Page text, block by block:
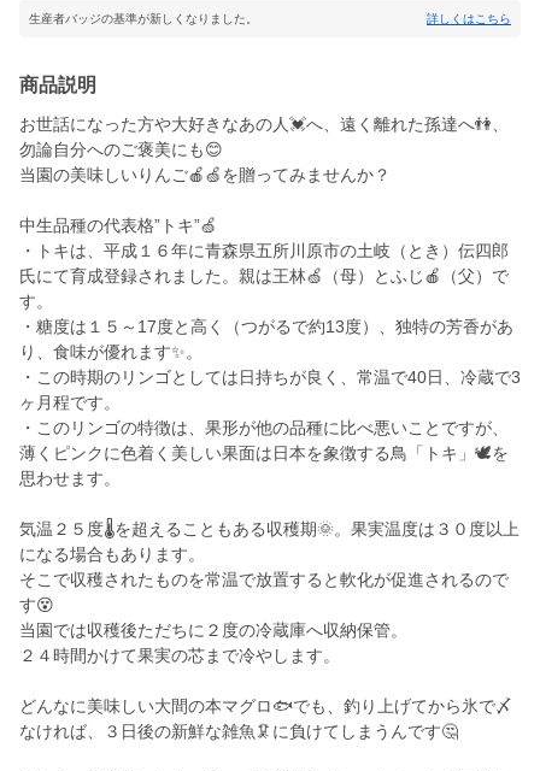
生産者バッジの基準が新しくなりました。 詳しくはこちら
商品説明
お世話になった方や大好きなあの人💓へ、遠く離れた孫達へ👫、
勿論自分へのご褒美にも😊
当園の美味しいりんご🍎🍏を贈ってみませんか？
中生品種の代表格”トキ”🍏
・トキは、平成１６年に青森県五所川原市の土岐（とき）伝四郎
氏にて育成登録されました。親は王林🍏（母）とふじ🍎（父）で
す。
・糖度は１５～17度と高く（つがるで約13度）、独特の芳香があ
り、食味が優れます✨。
・この時期のリンゴとしては日持ちが良く、常温で40日、冷蔵で3
ヶ月程です。
・このリンゴの特徴は、果形が他の品種に比べ悪いことですが、
薄くピンクに色着く美しい果面は日本を象徴する鳥「トキ」🕊️を
思わせます。
気温２５度🌡️を超えることもある収穫期🌞。果実温度は３０度以上
になる場合もあります。
そこで収穫されたものを常温で放置すると軟化が促進されるので
す😵
当園では収穫後ただちに２度の冷蔵庫へ収納保管。
２４時間かけて果実の芯まで冷やします。
どんなに美味しい大間の本マグロ🐟でも、釣り上げてから氷で〆
なければ、３日後の新鮮な雑魚🦑に負けてしまうんです🤔